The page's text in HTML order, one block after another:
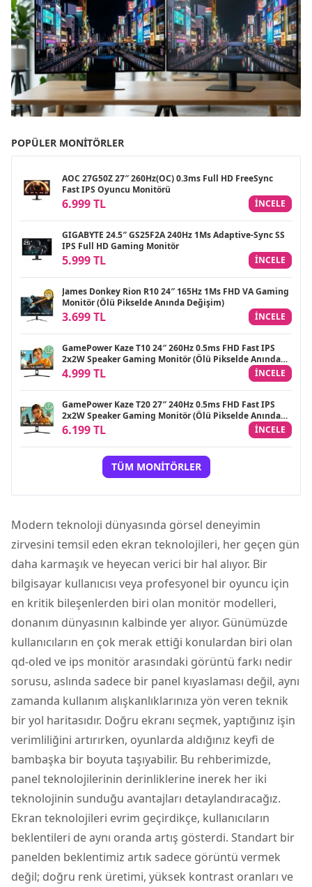
POPÜLER MONITÖRLER
AOC 27G50Z 27″ 260Hz(OC) 0.3ms Full HD FreeSync
Fast IPS Oyuncu Monitörü
6.999 TL INCELE
GIGABYTE 24.5″ GS25F2A 240Hz 1Ms Adaptive-Sync SS
IPS Full HD Gaming Monitör
5.999 TL INCELE
James Donkey Rion R10 24″ 165Hz 1Ms FHD VA Gaming
Monitör (Ölü Pikselde Anında Değişim)
3.699 TL INCELE
GamePower Kaze T10 24″ 260Hz 0.5ms FHD Fast IPS
2x2W Speaker Gaming Monitör (Ölü Pikselde Anında
Değişim)
4.999 TL INCELE
GamePower Kaze T20 27″ 240Hz 0.5ms FHD Fast IPS
2x2W Speaker Gaming Monitör (Ölü Pikselde Anında
Değişim)
6.199 TL INCELE
TÜM MONITÖRLER
Modern teknoloji dünyasında görsel deneyimin
zirvesini temsil eden ekran teknolojileri, her geçen gün
daha karmaşık ve heyecan verici bir hal alıyor. Bir
bilgisayar kullanıcısı veya profesyonel bir oyuncu için
en kritik bileşenlerden biri olan monitör modelleri,
donanım dünyasının kalbinde yer alıyor. Günümüzde
kullanıcıların en çok merak ettiği konulardan biri olan
qd-oled ve ips monitör arasındaki görüntü farkı nedir
sorusu, aslında sadece bir panel kıyaslaması değil, aynı
zamanda kullanım alışkanlıklarınıza yön veren teknik
bir yol haritasıdır. Doğru ekranı seçmek, yaptığınız işin
verimliliğini artırırken, oyunlarda aldığınız keyfi de
bambaşka bir boyuta taşıyabilir. Bu rehberimizde,
panel teknolojilerinin derinliklerine inerek her iki
teknolojinin sunduğu avantajları detaylandıracağız.
Ekran teknolojileri evrim geçirdikçe, kullanıcıların
beklentileri de aynı oranda artış gösterdi. Standart bir
panelden beklentimiz artık sadece görüntü vermek
değil; doğru renk üretimi, yüksek kontrast oranları ve